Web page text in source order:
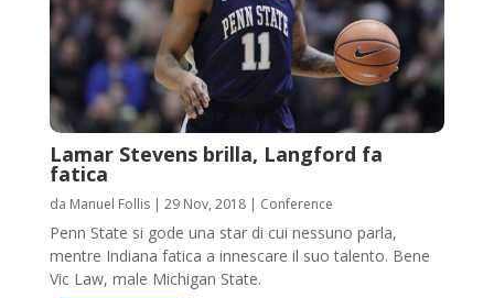
Lamar Stevens brilla, Langford fa
fatica
da Manuel Follis| 29 Nov, 2018| Conference
Penn State si gode una star di cui nessuno parla,
mentre Indiana fatica a innescare il suo talento. Bene
Vic Law, male Michigan State.